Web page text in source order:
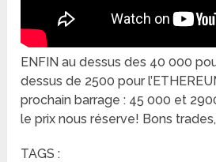
ENFIN au dessus des 40 000
dessus de 2500 pour
prochain barrage : 45 000 et
le prix nous réserve! Bons
TAGS :